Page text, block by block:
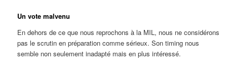
Un vote malvenu
En dehors de ce que nous reprochons à la MIL, nous ne considérons
pas le scrutin en préparation comme sérieux. Son timing nous
semble non seulement inadapté mais en plus intéressé.